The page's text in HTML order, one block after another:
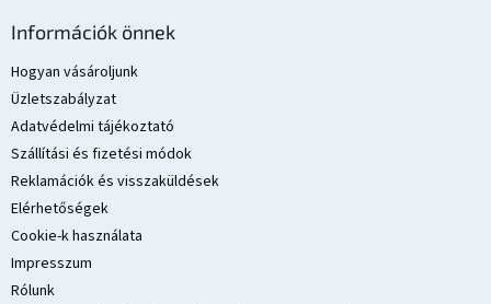
Információk önnek
Hogyan vásároljunk
Üzletszabályzat
Adatvédelmi tájékoztató
Szállítási és fizetési módok
Reklamációk és visszaküldések
Elérhetőségek
Cookie-k használata
Impresszum
Rólunk